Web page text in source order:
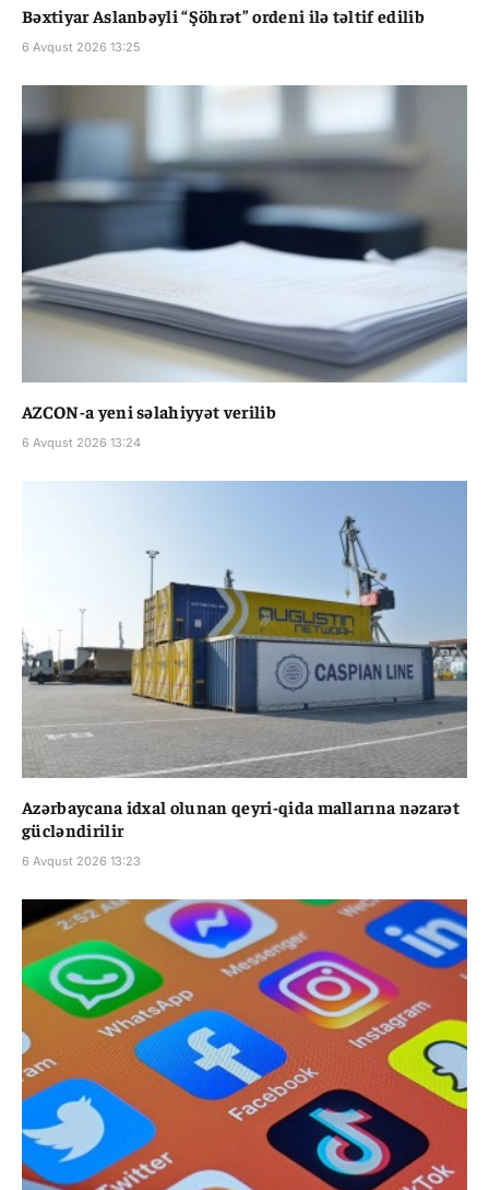
Bəxtiyar Aslanbəyli “Şöhrət” ordeni ilə təltif edilib
6 Avqust 2026 13:25
AZCON-a yeni səlahiyyət verilib
6 Avqust 2026 13:24
Azərbaycana idxal olunan qeyri-qida mallarına nəzarət
gücləndirilir
6 Avqust 2026 13:23